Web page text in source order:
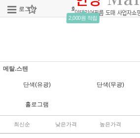
로그인 회원가입
2,000원 적립
주문
메탈.스텐
단색(유광) 단색(무광)
홀로그램
최신순 낮은가격 높은가격